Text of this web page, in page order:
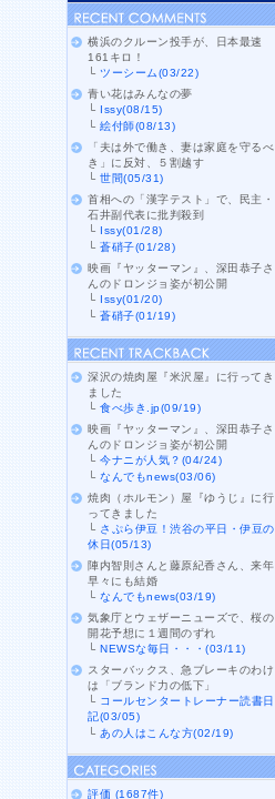
横浜のクルーン投手が、日本最速
161キロ！
└ツーシーム(03/22)
青い花はみんなの夢
└ Issy(08/15)
└絵付師(08/13)
「夫は外で働き、妻は家庭を守るべ
き」に反対、５割越す
└世間(05/31)
首相への「漢字テスト」で、民主・
石井副代表に批判殺到
└ Issy(01/28)
└蒼硝子(01/28)
映画『ヤッターマン』、深田恭子さ
んのドロンジョ姿が初公開
└ Issy(01/20)
└蒼硝子(01/19)
深沢の焼肉屋『米沢屋』に行ってき
ました
└食べ歩き.jp(09/19)
映画『ヤッターマン』、深田恭子さ
んのドロンジョ姿が初公開
└今ナニが人気？(04/24)
└なんでもnews(03/06)
焼肉（ホルモン）屋『ゆうじ』に行
ってきました
└ さぷら伊豆！渋谷の平日・伊豆の
休日(05/13)
陣内智則さんと藤原紀香さん、来年
早々にも結婚
└なんでもnews(03/19)
気象庁とウェザーニューズで、桜の
開花予想に１週間のずれ
└NEWSな毎日・・・(03/11)
スターバックス、急ブレーキのわけ
は「ブランド力の低下」
└ コールセンタートレーナー読書日
記(03/05)
└ あの人はこんな方(02/19)
評価 (1687件)